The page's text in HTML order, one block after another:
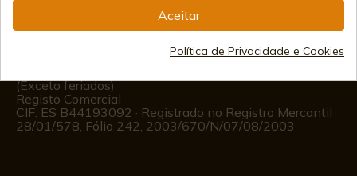
(Exceto feriados)
Registo Comercial
CIF: ES B44193092 · Registrado no Registro Mercantil
28/01/578, Fólio 242, 2003/670/N/07/08/2003
Aceitar
Política de Privacidade e Cookies